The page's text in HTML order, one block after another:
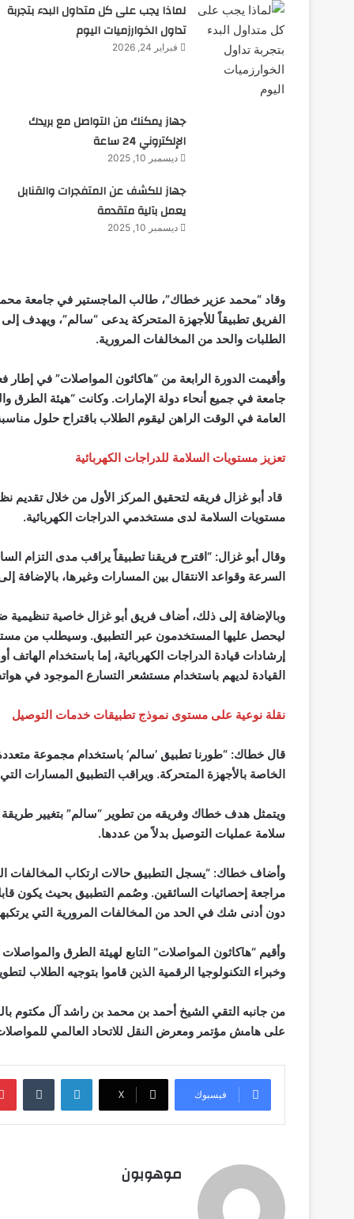
لماذا يجب على كل متداول البدء بتجربة
تداول الخوارزميات اليوم
فبراير 24, 2026
جهاز يمكنك من التواصل مع بريدك
الإلكتروني 24 ساعة
ديسمبر 10, 2025
جهاز للكشف عن المتفجرات والقنابل
يعمل بآلية متقدمة
ديسمبر 10, 2025
وقاد “محمد عزير خطاك”، طالب الماجستير في جامعة محمد
الفريق تطبيقاً للأجهزة المتحركة يدعى “سالم”، ويهدف
الطلبات والحد من المخالفات المرورية.
العامة في الوقت الراهن ليقوم الطلاب باقتراح حلول
تعزيز مستويات السلامة للدراجات الكهربائية
قاد أبو غزال فريقه لتحقيق المركز الأول من خلال تقديم
مستويات السلامة لدى مستخدمي الدراجات الكهربائية.
وقال أبو غزال: “اقترح فريقنا تطبيقاً يراقب مدى التزام
السرعة وقواعد الانتقال بين المسارات وغيرها، بالإضافة
وبالإضافة إلى ذلك، أضاف فريق أبو غزال خاصية تنظيمية
ليحصل عليها المستخدمون عبر التطبيق. وسيطلب من
إرشادات قيادة الدراجات الكهربائية، إما باستخدام الهاتف
القيادة لديهم باستخدام مستشعر التسارع الموجود في
نقلة نوعية على مستوى نموذج تطبيقات خدمات التوصيل
قال خطاك: “طورنا تطبيق ’سالم‘ باستخدام مجموعة
الخاصة بالأجهزة المتحركة. ويراقب التطبيق المسارات
ويتمثل هدف خطاك وفريقه من تطوير “سالم” بتغيير
سلامة عمليات التوصيل بدلاً من عددها.
وأضاف خطاك: “يسجل التطبيق حالات ارتكاب المخالفات
مراجعة إحصائيات السائقين. وصُمم التطبيق بحيث يكون
دون أدنى شك في الحد من المخالفات المرورية التي
وأقيم “هاكاثون المواصلات” التابع لهيئة الطرق
وخبراء التكنولوجيا الرقمية الذين قاموا بتوجيه الطلاب
من جانبه التقي الشيخ أحمد بن محمد بن راشد آل مكتوم
على هامش مؤتمر ومعرض النقل للاتحاد العالمي
فيسبوك ‫X
لينكدإن
موهوبون